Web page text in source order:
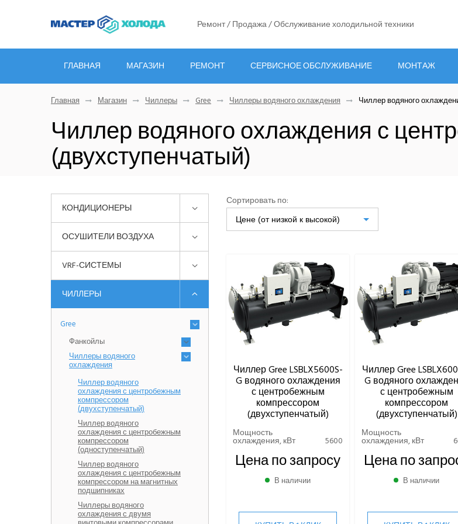
Ремонт / Продажа / Обслуживание холодильной техники
ГЛАВНАЯ МАГАЗИН РЕМОНТ СЕРВИСНОЕ ОБСЛУЖИВАНИЕ МОНТАЖ
Главная Магазин Чиллеры Gree Чиллеры водяного охлаждения Чиллер водяного
Чиллер водяного охлаждения с
(двухступенчатый)
КОНДИЦИОНЕРЫ
ОСУШИТЕЛИ ВОЗДУХА
VRF-СИСТЕМЫ
ЧИЛЛЕРЫ
Gree
Фанкойлы
Чиллеры водяного
охлаждения
Чиллер водяного
охлаждения с центробежным
компрессором
(двухступенчатый)
Чиллер водяного
охлаждения с центробежным
компрессором
(одноступенчатый)
Чиллер водяного
охлаждения с центробежным
компрессором на магнитных
подшипниках
Чиллеры водяного
охлаждения с двумя
Сортировать по:
Цене (от низкой к высокой)
Чиллер Gree LSBLX5600S-
G водяного охлаждения
с центробежным
компрессором
(двухступенчатый)
Мощность
охлаждения, кВт 5600
Цена по запросу
В наличии
Чиллер Gree
G водяного
с центробежным
компрессором
(двухступенчатый)
Мощность
охлаждения, кВт
Цена по
В наличии